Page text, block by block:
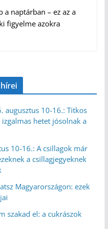
a naptárban – ez az a
figyelme azokra
augusztus 10-16.: Titkos
hetet jósolnak a
10-16.: A csillagok már
a csillagjegyeknek
Magyarországon: ezek
szakad el: a cukrászok